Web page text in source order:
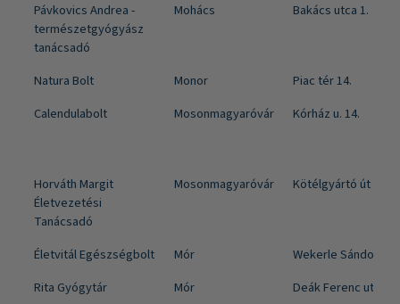
Pávkovics Andrea -
természetgyógyász
tanácsadó
Mohács Bakács utca 1.
Natura Bolt Monor
Piac tér 14.
Calendulabolt
Mosonmagyaróvár Kórház u. 14.
Horváth Margit
Életvezetési
Tanácsadó
Mosonmagyaróvár Kötélgyártó út 1-3.
Életvitál Egészségbolt Mór
Wekerle Sándor
Rita Gyógytár
Mór
Deák Ferenc utca